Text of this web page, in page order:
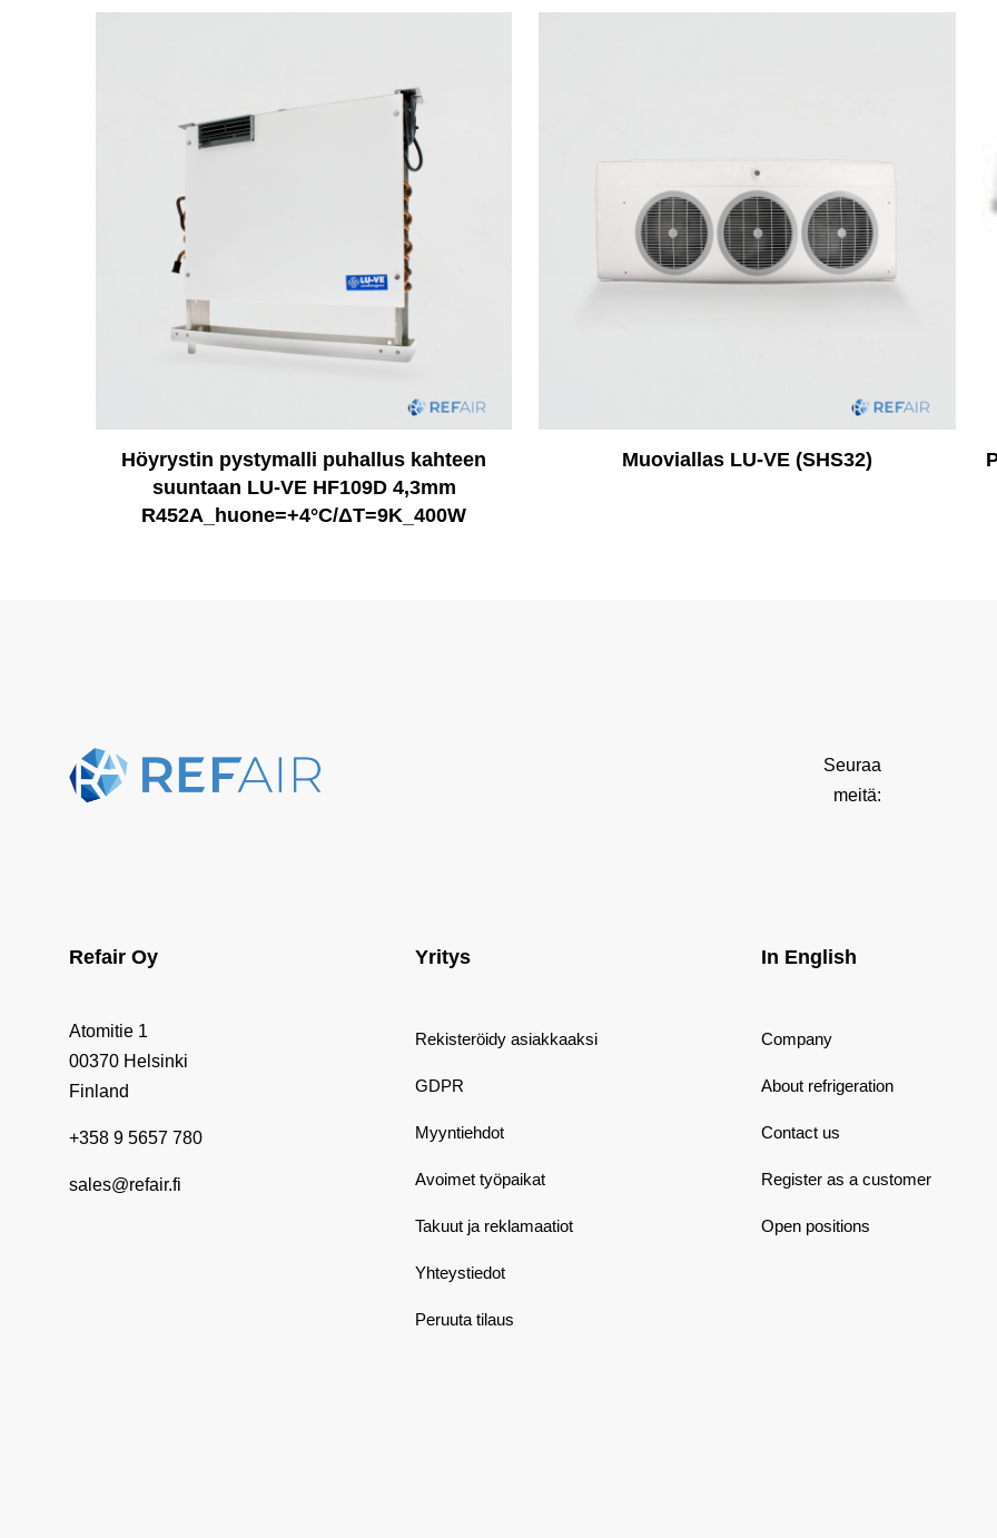
Höyrystin pystymalli puhallus kahteen
suuntaan LU-VE HF109D 4,3mm
R452A_huone=+4°C/ΔT=9K_400W
Muoviallas LU-VE (SHS32)
Seuraa
meitä:
Refair Oy
Atomitie 1
00370 Helsinki
Finland
+358 9 5657 780
sales@refair.fi
Yritys
Rekisteröidy asiakkaaksi
GDPR
Myyntiehdot
Avoimet työpaikat
Takuut ja reklamaatiot
Yhteystiedot
Peruuta tilaus
In English
Company
About refrigeration
Contact us
Register as a customer
Open positions